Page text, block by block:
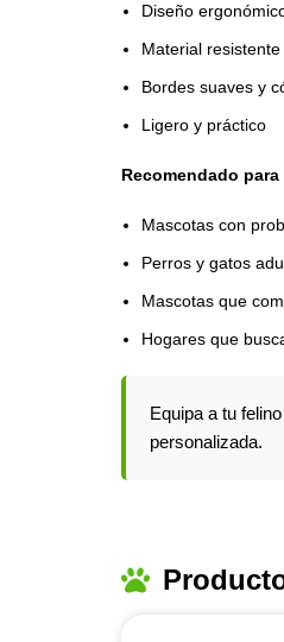
Diseño
Material
Bordes suaves y
Ligero y práctico
Recomendado para
Mascotas con
Perros y gatos
Mascotas que
Hogares que
Equipa a tu
personalizada.